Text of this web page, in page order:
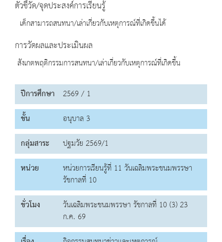
ตัวชี้วัด/จุดประสงค์การเรียนรู้
เด็กสามารถสนทนา/เล่าเกี่ยวกับเหตุการณ์ที่เกิดขึ้นได้
การวัดผลและประเมินผล
สังเกตพฤติกรรมการสนทนา/เล่าเกี่ยวกับเหตุการณ์ที่เกิดขึ้น
ปีการศึกษา 2569 / 1
ชั้น
อนุบาล 3
กลุ่มสาระ
ปฐมวัย 2569/1
หน่วย
หน่วยการเรียนรู้ที่ 11 วันเฉลิมพระชนมพรรษา
รัชกาลที่ 10
ชั่วโมง
วันเฉลิมพระชนมพรรษา รัชกาลที่ 10 (3) 23
ก.ค. 69